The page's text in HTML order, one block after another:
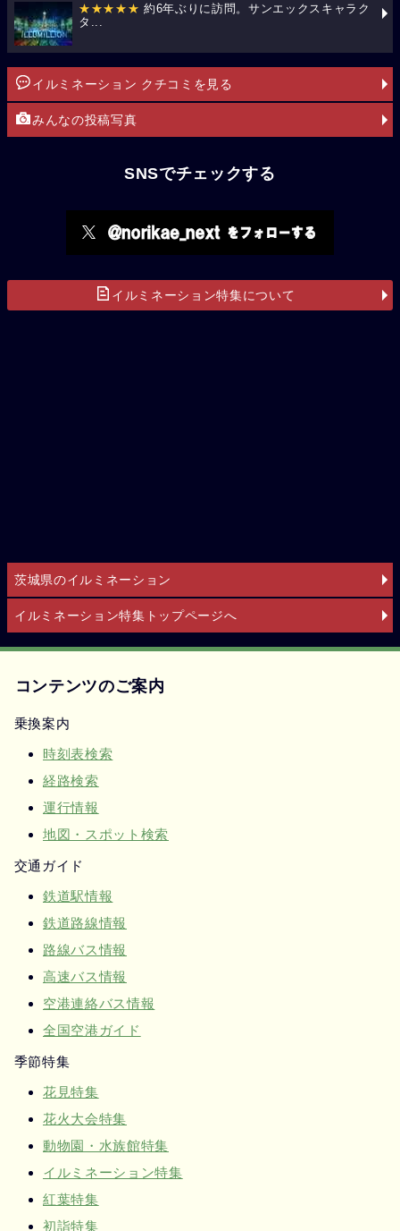
★★★★★ 約6年ぶりに訪問。サンエックスキャラク
タ...
イルミネーション クチコミを見る
みんなの投稿写真
SNSでチェックする
イルミネーション特集について
茨城県のイルミネーション
イルミネーション特集トップページへ
コンテンツのご案内
乗換案内
時刻表検索
経路検索
運行情報
地図・スポット検索
交通ガイド
鉄道駅情報
鉄道路線情報
路線バス情報
高速バス情報
空港連絡バス情報
全国空港ガイド
季節特集
花見特集
花火大会特集
動物園・水族館特集
イルミネーション特集
紅葉特集
初詣特集